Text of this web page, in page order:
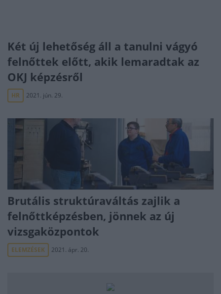
Két új lehetőség áll a tanulni vágyó
felnőttek előtt, akik lemaradtak az
OKJ képzésről
HR 2021. jún. 29.
Brutális struktúraváltás zajlik a
felnőttképzésben, jönnek az új
vizsgaközpontok
ELEMZÉSEK 2021. ápr. 20.